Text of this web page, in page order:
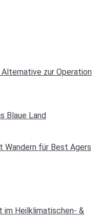
zur Operation
Wandern für Best Agers
im Heilklimatischen- &